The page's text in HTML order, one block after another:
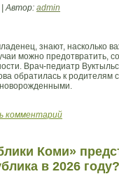
|Автор: admin
знают, насколько
можно предотвратить,
Врач-педиатр
обратилась к родителям
комментарий
Коми»
в 2026 году?